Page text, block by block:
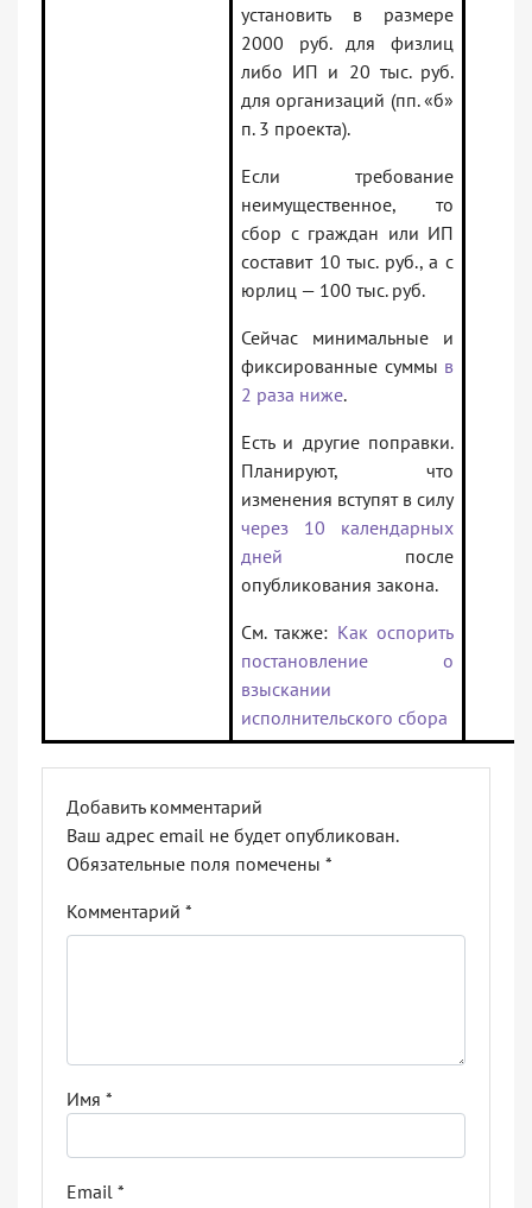
установить в размере
2000 руб. для физлиц
либо ИП и 20 тыс. руб.
для организаций (пп. «б»
п. 3 проекта).
Если требование
неимущественное, то
сбор с граждан или ИП
составит 10 тыс. руб., а с
юрлиц — 100 тыс. руб.
Сейчас минимальные и
фиксированные суммы в
2 раза ниже.
Есть и другие поправки.
Планируют, что
изменения вступят в силу
через 10 календарных
дней после
опубликования закона.
См. также: Как оспорить
постановление о
взыскании
исполнительского сбора
Добавить комментарий
Ваш адрес email не будет опубликован.
Обязательные поля помечены *
Комментарий *
Имя *
Email *